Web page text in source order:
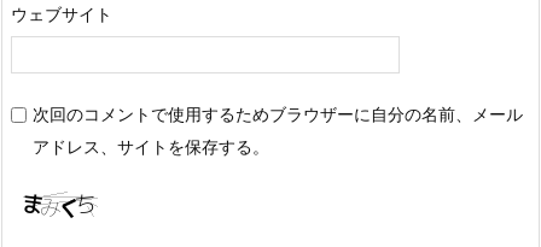
ウェブサイト
次回のコメントで使用するためブラウザーに自分の名前、メール
アドレス、サイトを保存する。